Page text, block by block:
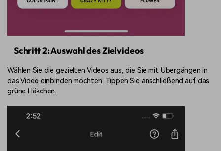
Schritt 2: Auswahl des Zielvideos
Wählen Sie die gezielten Videos aus, die Sie mit Übergängen in
das Video einbinden möchten. Tippen Sie anschließend auf das
grüne Häkchen.